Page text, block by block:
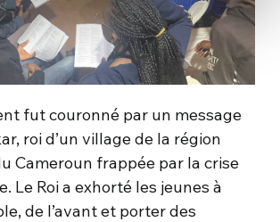
fut couronné par un message
roi d’un village de la région
Cameroun frappée par la crise
Le Roi a exhorté les jeunes à
de l’avant et porter des